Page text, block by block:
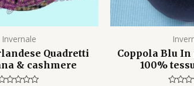
Invernale
Quadretti
& cashmere
Coppola Blu
100%